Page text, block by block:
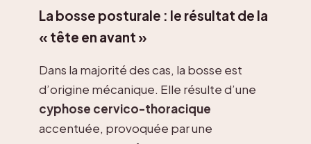
La bosse posturale : le résultat de la
« tête en avant »
Dans la majorité des cas, la bosse est
d’origine mécanique. Elle résulte d’une
cyphose cervico-thoracique
accentuée, provoquée par une